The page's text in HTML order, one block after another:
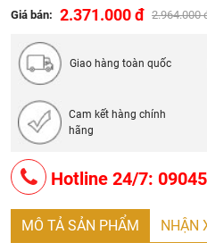
Giá bán: 2.371.000 đ 2.964.000
Giao hàng toàn quốc
Cam kết hàng chính
hãng
Hotline 24/7:
MÔ TẢ SẢN PHẨM NHẬN